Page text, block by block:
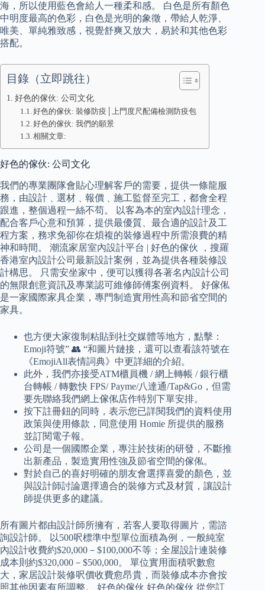
海，所以使用藍色會給人一種柔和感。 白色是所有顏色
中明度最高的色彩，白色是光明的象徵，帶給人乾淨、
唯美、單純雅致感，視覺舒爽又放大，易於和其他色彩
搭配。
目錄（立即跳往）
好色的傢伙: 公司文化
好色的傢伙: 裝修防疫│上門度尺配備檢測防疫包
好色的傢伙: 我們的願景
相關文章:
好色的傢伙: 公司文化
我們的專業團隊會貼心理解客戶的需要，提供一條龍服
務，由設計﹑選材﹑報價﹑施工監督至完工，都會全程
跟進，整個過程一絲不苟。 以客為本的室內設計理念，
配合客戶心意和預算，提供最優質、最合適的設計及工
程方案，務求免卻你在煩複的裝修過程中所需浪費的精
神和時間。 潮流家居室內設計平台 | 好色的傢伙 ，搜羅
香港室內設計公司最新設計案例，並為提供各種裝修設
計構思。 只需安坐家中，便可以獲得各著名內設計公司
的無限創意資訊及專業認可維修師傅案例資料。 好傢俬
是一家國際家具企業，專門制造實用性高和節省空間的
家具。
也方便大家復制粘貼到社交媒體等地方，點擊：
Emoji符號” 👥 “和圖片鏈接，還可以查看該符號在
《EmojiAll表情詞典》中更詳細的介紹。
此外，我們亦接受ATM櫃員機 / 網上轉帳 / 銀行櫃
台轉帳 / 轉數快 FPS/ Payme/八達通/Tap&Go，但需
要先聯絡我們網上傢俬店作特別下單安排。
按下註冊鈕的同時，表示您已詳閱我們的資料使用
政策與使用條款，同意使用 Homie 所提供的服務
並訂閱電子報。
公司是一個國際企業，專注於技術的研發，不斷推
出新產品，製造實用性強及節省空間的傢俬。
對於自己的喜好明確的朋友會選擇喜愛的顏色，並
與設計師討論選擇適合的裝修方式及材質，讓設計
師提供更多的建議。
所有圖片都由設計師所擁有，若客人要取得圖片，需諮
詢設計師。 以500呎標準中型單位面積為例，一般純室
內設計收費約$20,000－$100,000不等；全屋設計連裝修
成本則約$320,000－$500,000。 單位實用面積呎數愈
大，家居設計裝修呎價收費愈昂貴，而裝修成本亦會按
照其他因素有所調整。 好色的傢伙 好色的傢伙 從您訂